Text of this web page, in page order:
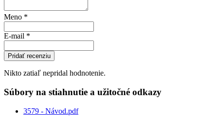
Meno *
E-mail *
Pridať recenziu
Nikto zatiaľ nepridal hodnotenie.
Súbory na stiahnutie a užitočné odkazy
3579 - Návod.pdf